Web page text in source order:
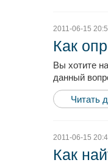
2011-06-15
Как
Вы хотите
данный
Читать
2011-06-15
Как